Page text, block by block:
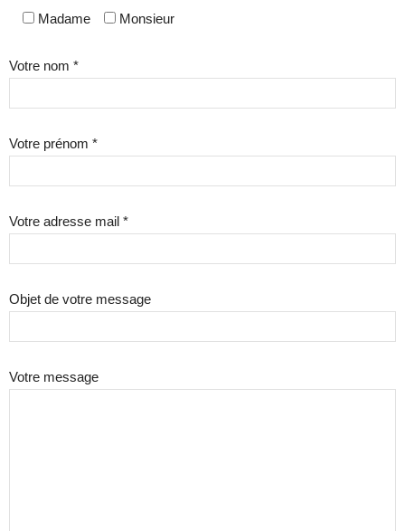
Madame Monsieur
Votre nom *
Votre prénom *
Votre adresse mail *
Objet de votre message
Votre message